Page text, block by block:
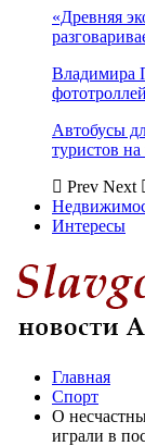
«Древняя
Владимира
фототроллей
Автобусы
туристов
Prev Next
Интересы
Главная
Спорт
О
играли в